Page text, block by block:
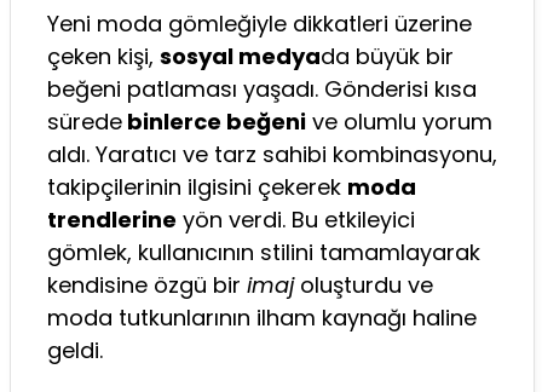
Yeni moda gömleğiyle dikkatleri üzerine
çeken kişi, sosyal medyada büyük bir
beğeni patlaması yaşadı. Gönderisi kısa
sürede binlerce beğeni ve olumlu yorum
aldı. Yaratıcı ve tarz sahibi kombinasyonu,
takipçilerinin ilgisini çekerek moda
trendlerine yön verdi. Bu etkileyici
gömlek, kullanıcının stilini tamamlayarak
kendisine özgü bir imajoluşturdu ve
moda tutkunlarının ilham kaynağı haline
geldi.